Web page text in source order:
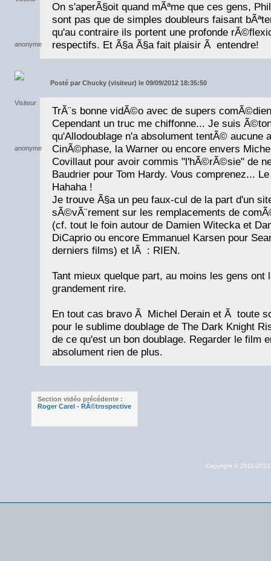
On s'aperÃ§oit quand mÃªme que ces gens,
sont pas que de simples doubleurs faisant
qu'au contraire ils portent une profonde
respectifs. Et Ã§a Ã§a fait plaisir Ã entendre!
Posté par Chucky (visiteur) le 09/09/2012 18:35:50
TrÃ¨s bonne vidÃ©o avec de supers
Cependant un truc me chiffonne... Je suis
qu'Allodoublage n'a absolument tentÃ© aucune
CinÃ©phase, la Warner ou encore envers
Covillaut pour avoir commis "l'hÃ©rÃ©sie" de
Baudrier pour Tom Hardy. Vous comprenez...
Hahaha !
Je trouve Ã§a un peu faux-cul de la part d'un
sÃ©vÃ¨rement sur les remplacements de
(cf. tout le foin autour de Damien Witecka et
DiCaprio ou encore Emmanuel Karsen pour
derniers films) et lÃ : RIEN.
Tant mieux quelque part, au moins les gens ont
grandement rire.
En tout cas bravo Ã Michel Derain et Ã toute
pour le sublime doublage de The Dark Knight
de ce qu'est un bon doublage. Regarder le film
absolument rien de plus.
Section vidéo précédente :
Roger Carel - RÃ©trospective
Copyright © 2011-